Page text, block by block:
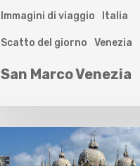
Immagini di viaggio Italia
Scatto del giorno Venezia
San Marco Venezia